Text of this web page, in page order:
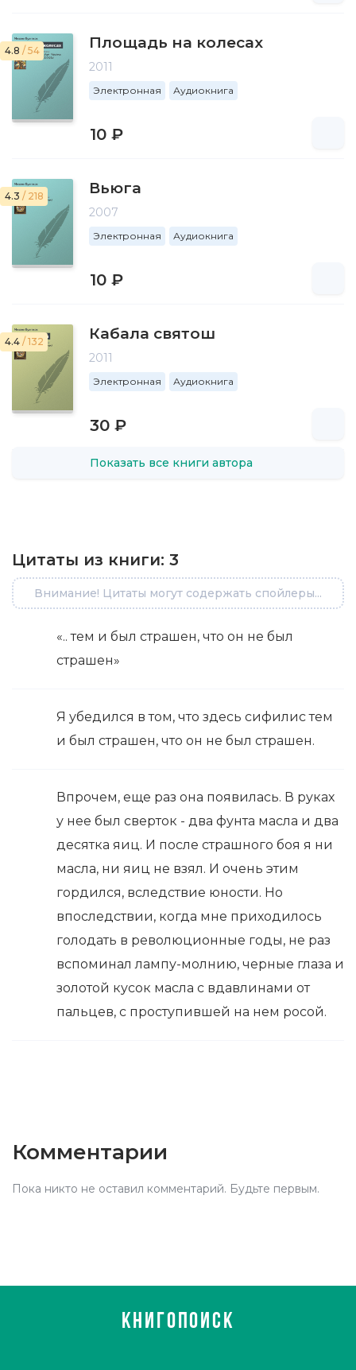
4.8 / 54 Площадь на колесах
2011
Электронная Аудиокнига
10 ₽
4.3 / 218 Вьюга
2007
Электронная Аудиокнига
10 ₽
4.4 / 132 Кабала святош
2011
Электронная Аудиокнига
30 ₽
Показать все книги автора
Цитаты из книги: 3
Внимание! Цитаты могут содержать спойлеры...
«.. тем и был страшен, что он не был
страшен»
Я убедился в том, что здесь сифилис тем
и был страшен, что он не был страшен.
Впрочем, еще раз она появилась. В руках
у нее был сверток - два фунта масла и два
десятка яиц. И после страшного боя я ни
масла, ни яиц не взял. И очень этим
гордился, вследствие юности. Но
впоследствии, когда мне приходилось
голодать в революционные годы, не раз
вспоминал лампу-молнию, черные глаза и
золотой кусок масла с вдавлинами от
пальцев, с проступившей на нем росой.
Комментарии
Пока никто не оставил комментарий. Будьте первым.
КНИГОПОИСК